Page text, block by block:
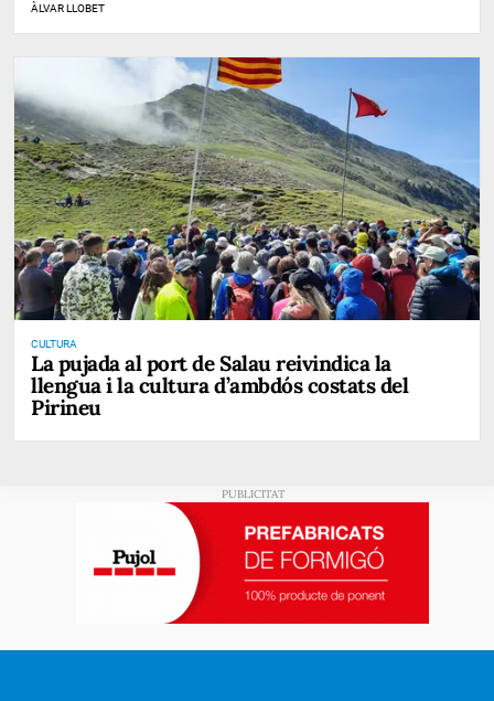
ÀLVAR LLOBET
CULTURA
La pujada al port de Salau reivindica la
llengua i la cultura d’ambdós costats del
Pirineu